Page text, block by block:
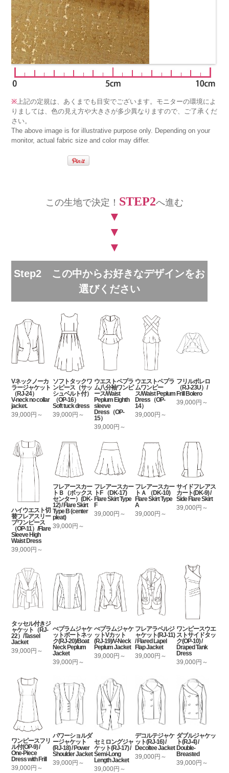
※上記の定規は、あくまでも目安でございます。モニターの環境によ
りましては、色の見え方や大きさが多少異なりますので、ご了承くだ
さい。
The above image is for illustrative purpose only. Depending on your
monitor, actual fabric size and color may differ.
この生地で決定！ STEP2へ進む
▼
▼
▼
Step2 この中からお好きなデザインをお
選びください
Vネックノーカ
ラージャケット
（RJ-24）
V-neck no collar
jacket.
39,000円～
ソフトタックワ
ンピース（サッ
シュベルト付）
（OP-16）
Soft tuck dress
39,000円～
ウエストペプラ
ム八分袖ワンピ
ース/Waist
Peplum Eighth
sleeve
Dress（OP-
15）
39,000円～
ウエストペプラ
ムワンピー
ス/Waist Peplum
Dress（OP-
14）
39,000円～
フリルボレロ
（RJ-23U）/
Frill Bolero
39,000円～
ハイウエスト切
替フレアスリー
ブワンピース
（OP-11）/Flare
Sleeve High
Waist Dress
39,000円～
フレアースカー
トＢ（ボックス
センター）(DK-
12) / Flare Skirt
Type B (center
pleat)
39,000円～
フレアースカー
トF （DK-17)
Flare Skirt Type
F
39,000円～
フレアースカー
トＡ （DK-10)
Flare Skirt Type
A
39,000円～
サイドフレアス
カート(DK-9) /
Side Flare Skirt
39,000円～
タッセル付きジ
ャケット（RJ-
22）/Tassel
Jacket
39,000円～
ぺプラムジャケ
ットボートネッ
ク(RJ-20)/Boat
Neck Peplum
Jacket
39,000円～
ぺプラムジャケ
ットVカット
(RJ-19)/V-Neck
Peplum Jacket
39,000円～
フレアラペルジ
ャケット(RJ-11)
/ Flared Lapel
Flap Jacket
39,000円～
ワンピースウエ
ストサイドタッ
ク(OP-10) /
Draped Tank
Dress
39,000円～
ワンピースフリ
ル付(OP-9) /
One-Piece
Dress with Frill
39,000円～
パワーショルダ
ージャケット
(RJ-18) / Power
Shoulder Jacket
39,000円～
セミロングジャ
ケット(RJ-17) /
Semi-Long
Length Jacket
39,000円～
デコルテジャケ
ット(RJ-16) /
Decoltee Jacket
39,000円～
ダブルジャケッ
ト(RJ-4) /
Double-
Breasted
39,000円～